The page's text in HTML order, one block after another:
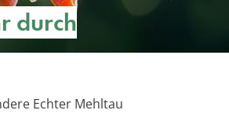
durch
Echter Mehltau